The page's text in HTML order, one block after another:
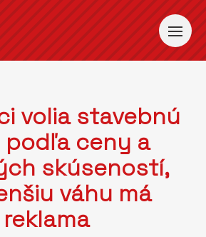
volia stavebnú
ceny a
skúseností,
váhu má
reklama